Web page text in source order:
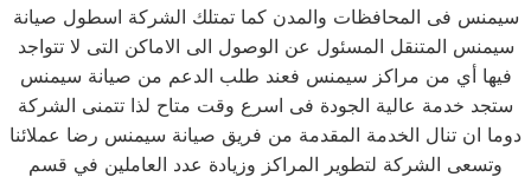
سيمنس فى المحافظات والمدن كما تمتلك الشركة اسطول صيانة
سيمنس المتنقل المسئول عن الوصول الى الاماكن التى لا تتواجد
فيها أي من مراكز سيمنس فعند طلب الدعم من صيانة سيمنس
ستجد خدمة عالية الجودة فى اسرع وقت متاح لذا تتمنى الشركة
دوما ان تنال الخدمة المقدمة من فريق صيانة سيمنس رضا عملائنا
وتسعى الشركة لتطوير المراكز وزيادة عدد العاملين في قسم